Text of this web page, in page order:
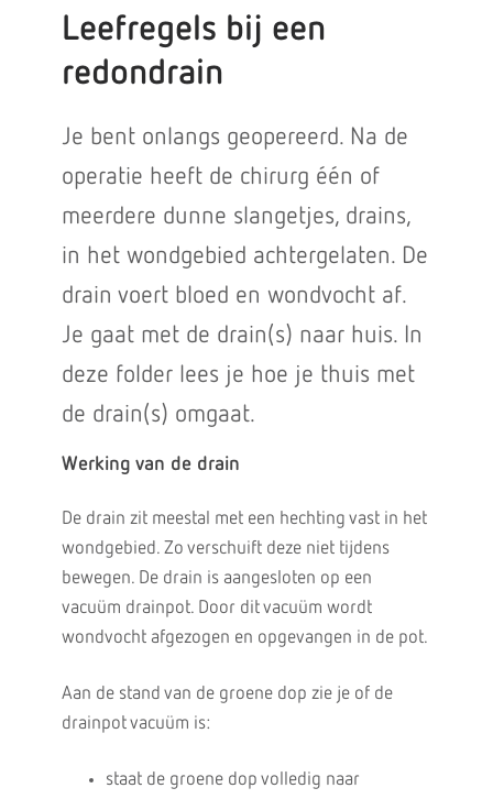
Leefregels bij een
redondrain
Je bent onlangs geopereerd. Na de
operatie heeft de chirurg één of
meerdere dunne slangetjes, drains,
in het wondgebied achtergelaten. De
drain voert bloed en wondvocht af.
Je gaat met de drain(s) naar huis. In
deze folder lees je hoe je thuis met
de drain(s) omgaat.
Werking van de drain
De drain zit meestal met een hechting vast in het
wondgebied. Zo verschuift deze niet tijdens
bewegen. De drain is aangesloten op een
vacuüm drainpot. Door dit vacuüm wordt
wondvocht afgezogen en opgevangen in de pot.
Aan de stand van de groene dop zie je of de
drainpot vacuüm is:
staat de groene dop volledig naar